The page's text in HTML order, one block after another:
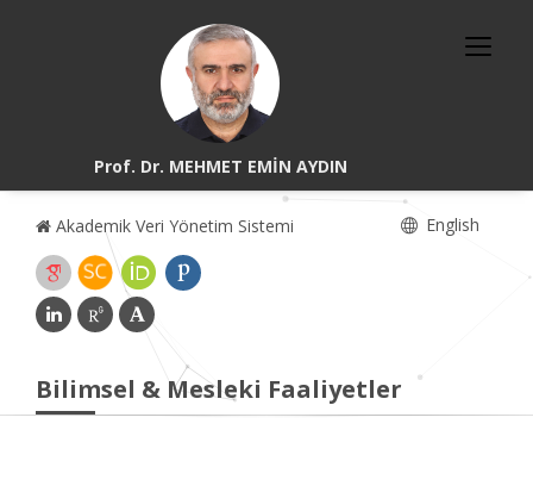
Prof. Dr. MEHMET EMİN AYDIN
Akademik Veri Yönetim Sistemi English
Bilimsel & Mesleki Faaliyetler